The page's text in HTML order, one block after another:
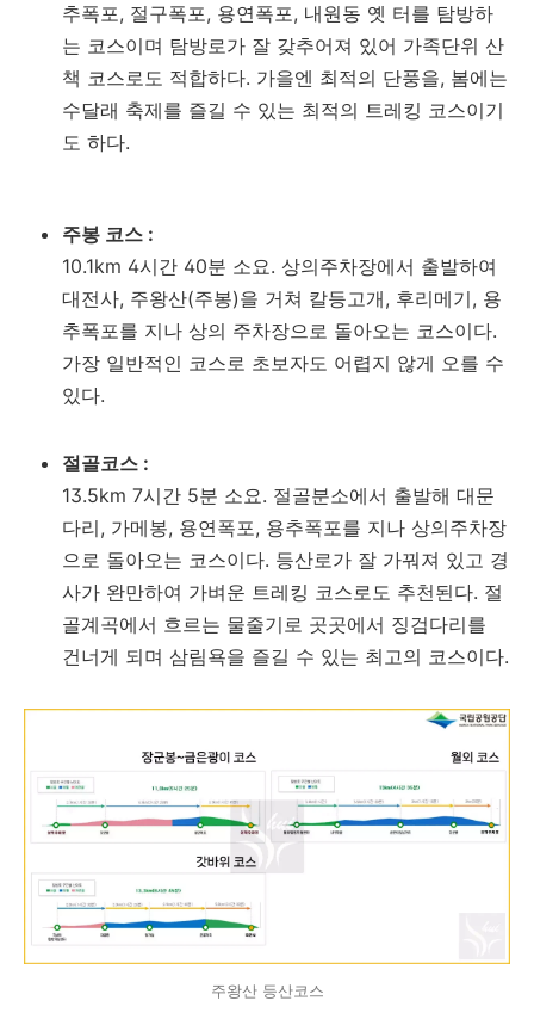
추폭포, 절구폭포, 용연폭포, 내원동 옛 터를 탐방하
는 코스이며 탐방로가 잘 갖추어져 있어 가족단위 산
책 코스로도 적합하다. 가을엔 최적의 단풍을, 봄에는
수달래 축제를 즐길 수 있는 최적의 트레킹 코스이기
도 하다.
주봉 코스 :
10.1km 4시간 40분 소요. 상의주차장에서 출발하여
대전사, 주왕산(주봉)을 거쳐 칼등고개, 후리메기, 용
추폭포를 지나 상의 주차장으로 돌아오는 코스이다.
가장 일반적인 코스로 초보자도 어렵지 않게 오를 수
있다.
절골코스 :
13.5km 7시간 5분 소요. 절골분소에서 출발해 대문
다리, 가메봉, 용연폭포, 용추폭포를 지나 상의주차장
으로 돌아오는 코스이다. 등산로가 잘 가꿔져 있고 경
사가 완만하여 가벼운 트레킹 코스로도 추천된다. 절
골계곡에서 흐르는 물줄기로 곳곳에서 징검다리를
건너게 되며 삼림욕을 즐길 수 있는 최고의 코스이다.
주왕산 등산코스